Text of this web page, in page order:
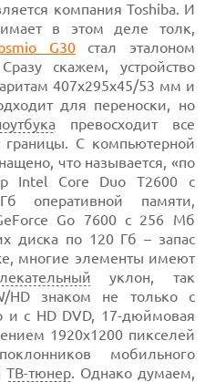
компания Toshiba. И
в этом деле толк,
G30стал эталоном
скажем, устройство
407x295x45/53 мм и
для переноски, но
превосходит все
С компьютерной
что называется, «по
Intel Core Duo T2600 с
оперативной памяти,
Go 7600 с 256 Мб
диска по 120 Гб – запас
многие элементы имеют
уклон, так
HD знаком не только с
и с HD DVD, 17-дюймовая
1920х1200 пикселей
мобильного
ТВ-тюнер. Однако думаем,